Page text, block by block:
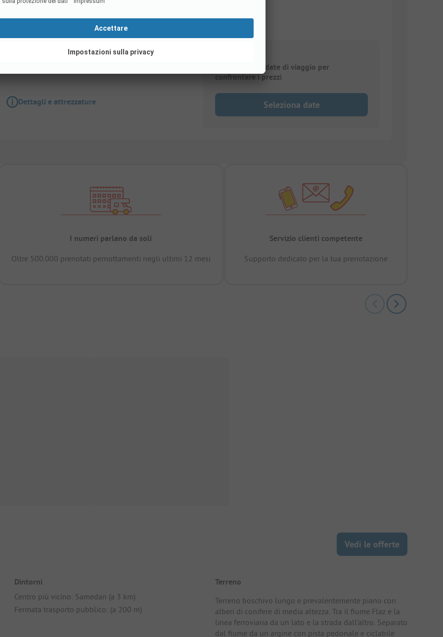
Dettagli e attrezzature
Selezionare le date di viaggio per
confrontare i prezzi
Seleziona date
I numeri parlano da soli
Oltre 500.000 prenotati pernottamenti negli ultimi 12 mesi
Servizio clienti competente
Supporto dedicato per la tua prenotazione
Vedi le offerte
Dintorni
Centro più vicino: Samedan (a 3 km)
Fermata trasporto pubblico: (a 200 m)
Terreno
Terreno boschivo lungo e prevalentemente piano con
alberi di conifere di media altezza. Tra il fiume Flaz e la
linea ferroviaria da un lato e la strada dall'altro. Separato
dal fiume da un argine con pista pedonale e ciclabile